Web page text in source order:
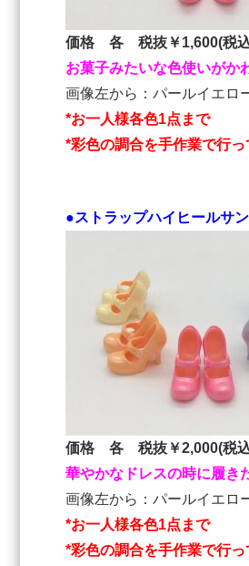
価格 各 税抜￥1,600(税込
お菓子みたいな色使いがか
画像左から：パールイエロ
*お一人様各色1点まで
*彩色の調合を手作業で行
●ストラップハイヒールサ
価格 各 税抜￥2,000(税込
華やかなドレスの時に履き
画像左から：パールイエロ
*お一人様各色1点まで
*彩色の調合を手作業で行